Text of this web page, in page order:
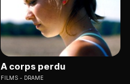
A corps perdu
FILMS DRAME